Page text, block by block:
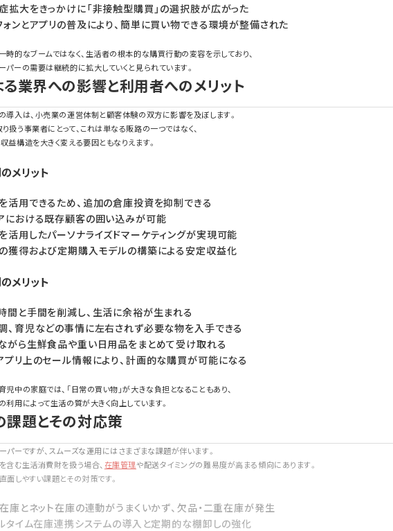
大をきっかけに「非接触型購買」の選択肢が広がった
ンとアプリの普及により、簡単に買い物できる環境が整備された
時的なブームではなく、生活者の根本的な購買行動の変容を示しており、
パーの需要は継続的に拡大していくと見られています。
業界への影響と利用者へのメリット
導入は、小売業の運営体制と顧客体験の双方に影響を及ぼします。
扱う事業者にとって、これは単なる販路の一つではなく、
益構造を大きく変える要因ともなりえます。
メリット
用できるため、追加の倉庫投資を抑制できる
における既存顧客の囲い込みが可能
用したパーソナライズドマーケティングが実現可能
獲得および定期購入モデルの構築による安定収益化
メリット
と手間を削減し、生活に余裕が生まれる
育児などの事情に左右されず必要な物を入手できる
がら生鮮食品や重い日用品をまとめて受け取れる
リ上のセール情報により、計画的な購買が可能になる
児中の家庭では、「日常の買い物」が大きな負担となることもあり、
利用によって生活の質が大きく向上しています。
課題とその対応策
パーですが、スムーズな運用にはさまざまな課題が伴います。
含む生活消費財を扱う場合、 在庫管理や配送タイミングの難易度が高まる傾向にあります。
面しやすい課題とその対策です。
在庫とネット在庫の連動がうまくいかず、欠品・二重在庫が発生
ルタイム在庫連携システムの導入と定期的な棚卸しの強化